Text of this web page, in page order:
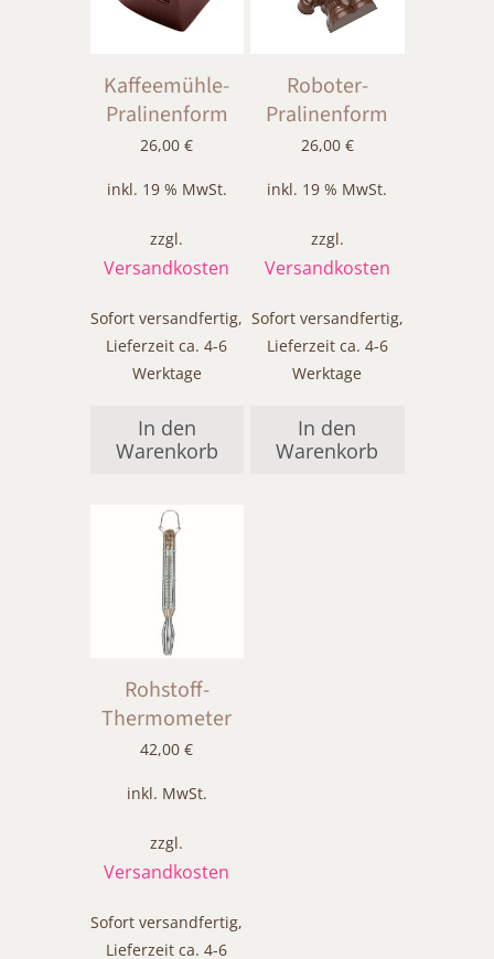
Kaffeemühle-
Pralinenform
26,00€
inkl. 19 % MwSt.
zzgl.
Versandkosten
Sofort versandfertig,
Lieferzeit ca. 4-6
Werktage
In den
Warenkorb
Roboter-
Pralinenform
26,00 €
inkl. 19 % MwSt.
zzgl.
Versandkosten
Sofort versandfertig,
Lieferzeit ca. 4-6
Werktage
In den
Warenkorb
Rohstoff-
Thermometer
42,00€
inkl. MwSt.
zzgl.
Versandkosten
Sofort versandfertig,
Lieferzeit ca. 4-6
Dieses
Produkt
weist
mehrere
Varianten
auf.
Die
Optionen
können
auf
der
Produktseite
gewählt
werden